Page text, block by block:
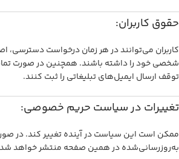
حقوق کاربران:
کاربران می‌توانند در هر زمان درخواست دسترسی،
شخصی خود را داشته باشند. همچنین در صورت
توقف ارسال ایمیل‌های تبلیغاتی را ثبت کنند.
تغییرات در سیاست حریم خصوصی:
ممکن است این سیاست در آینده تغییر کند. در
به‌روزرسانی‌شده در همین صفحه منتشر خواهد